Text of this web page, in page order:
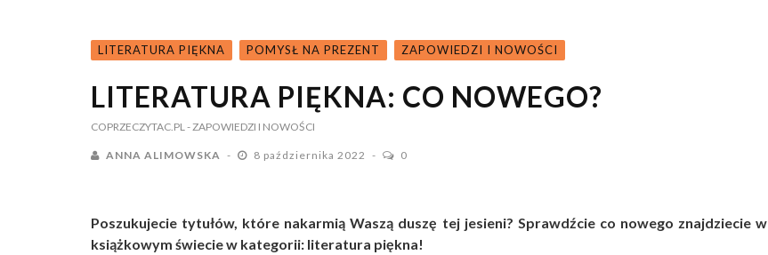
LITERATURA PIĘKNA POMYSŁ NA PREZENT ZAPOWIEDZI I NOWOŚCI
LITERATURA PIĘKNA: CO NOWEGO?
COPRZECZYTAC.PL- ZAPOWIEDZI I NOWOŚCI
ANNA ALIMOWSKA 8 października 2022 0
Poszukujecie tytułów, które nakarmią Waszą duszę tej jesieni? Sprawdźcie co nowego znajdziecie w
książkowym świecie w kategorii: literatura piękna!